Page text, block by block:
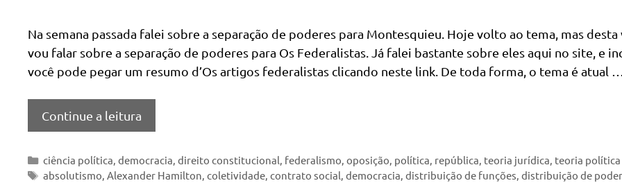
Na semana passada falei sobre a separação de poderes para Montesquieu. Hoje volto ao tema, mas desta
vou falar sobre a separação de poderes para Os Federalistas. Já falei bastante sobre eles aqui no site, e
você pode pegar um resumo d’Os artigos federalistas clicando neste link. De toda forma, o tema é atual …
Continue a leitura
Categorias
ciência política,democracia,direito constitucional, federalismo,oposição, política, república, teoria jurídica, teoria política
Tags
absolutismo,Alexander Hamilton,coletividade,contrato social,democracia,distribuição de funções,distribuição de